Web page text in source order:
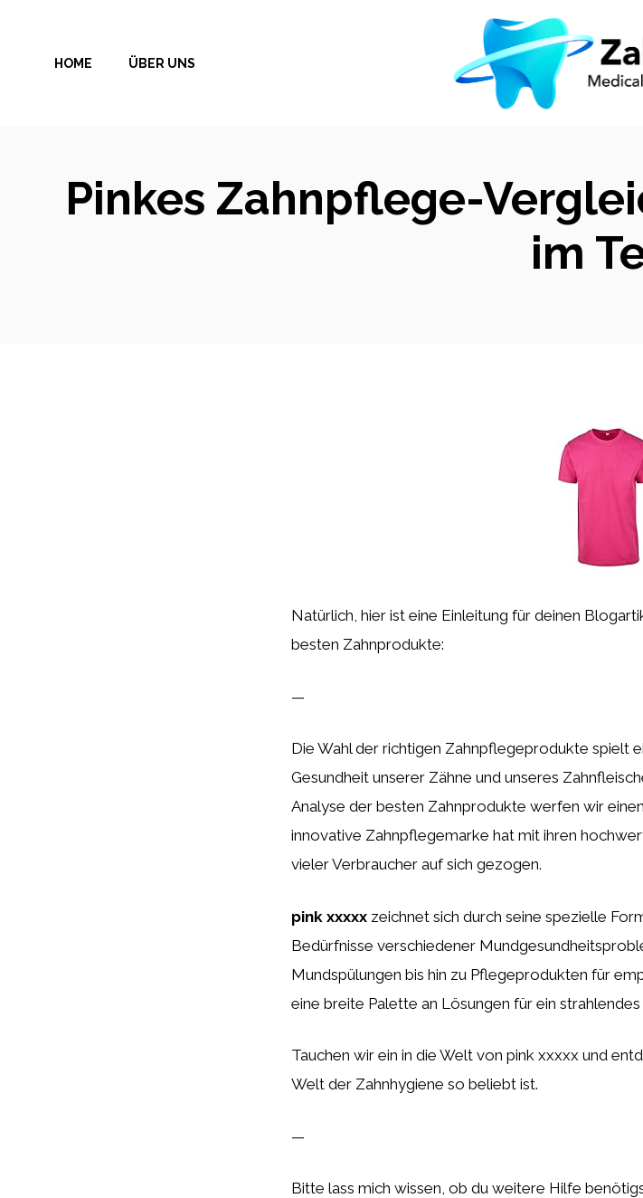
springenHOME ÜBER UNS
Pinkes Zahnpflege-
im
Natürlich, hier ist eine Einleitung für deinen
besten Zahnprodukte:
—
Die Wahl der richtigen Zahnpflegeprodukte spielt
Gesundheit unserer Zähne und unseres
Analyse der besten Zahnprodukte werfen wir
innovative Zahnpflegemarke hat mit ihren
vieler Verbraucher auf sich gezogen.
pink xxxxx zeichnet sich durch seine spezielle
Bedürfnisse verschiedener
Mundspülungen bis hin zu Pflegeprodukten für
eine breite Palette an Lösungen für ein strahlendes
Tauchen wir ein in die Welt von pink xxxxx und
Welt der Zahnhygiene so beliebt ist.
—
Bitte lass mich wissen, ob du weitere Hilfe